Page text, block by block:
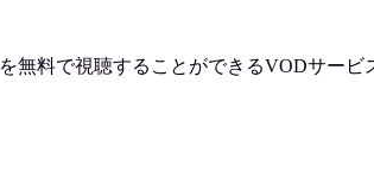
を無料で視聴することができるVODサービ